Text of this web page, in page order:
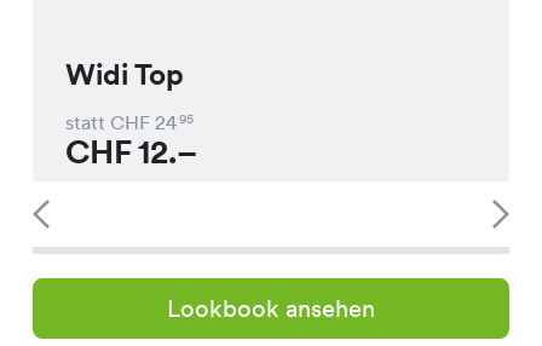
Widi Top
statt CHF 2495
CHF12.–
Lookbook ansehen